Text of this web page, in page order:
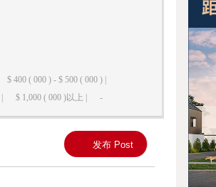
$ 400 ( 000 ) - $ 500 ( 000 ) |
$ 1,000 ( 000 )以上 | -
发布 Post